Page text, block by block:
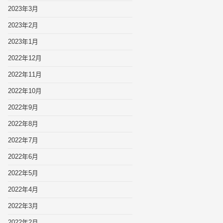
2023年3月
2023年2月
2023年1月
2022年12月
2022年11月
2022年10月
2022年9月
2022年8月
2022年7月
2022年6月
2022年5月
2022年4月
2022年3月